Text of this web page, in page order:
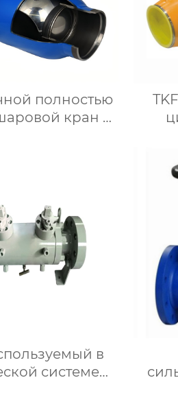
полностью
кран из
в
системе